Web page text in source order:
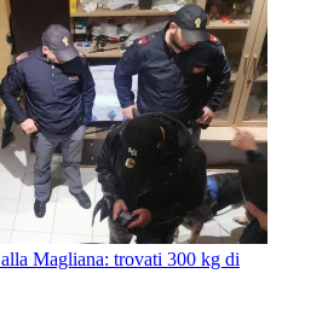
Magliana: trovati 300 kg di